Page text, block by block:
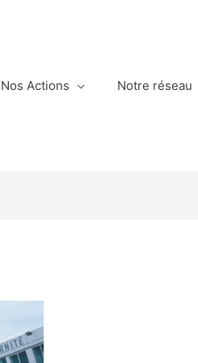
Nos Actions Notre réseau